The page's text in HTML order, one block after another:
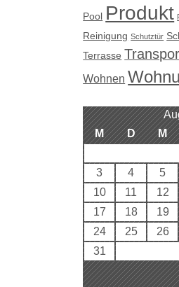
Pool Produkt
Reinigung Schutztür
Terrasse
Wohnen
M
D M
3
4 5
10
11 12
17
18 19
24
25 26
31